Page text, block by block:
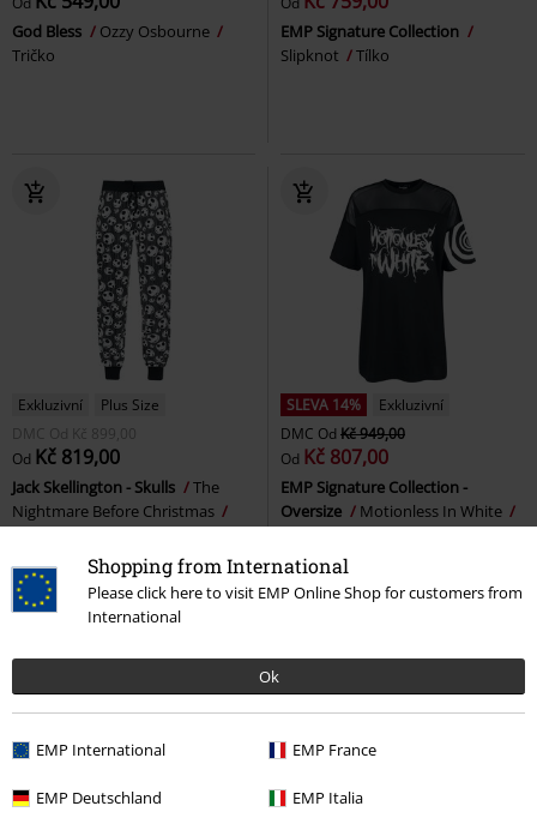
Shopping from International
Please click here to visit EMP Online Shop for customers from
International
Ok
EMP International EMP France
EMP Deutschland EMP Italia
God Bless
Ozzy Osbourne
Tričko
EMP Signature Collection
Slipknot
Tílko
Exkluzivní
Plus Size
DMC Od Kč 899,00
Od Kč 819,00
Jack Skellington - Skulls
The
Nightmare Before Christmas
SLEVA 14%
Exkluzivní
DMC Od Kč 949,00
Od Kč 807,00
EMP Signature Collection -
Oversize
Motionless In White